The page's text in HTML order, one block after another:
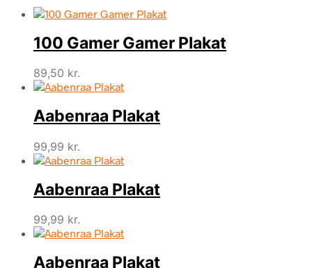
100 Gamer Gamer Plakat
89,50 kr.
Aabenraa Plakat
99,99 kr.
Aabenraa Plakat
99,99 kr.
Aabenraa Plakat